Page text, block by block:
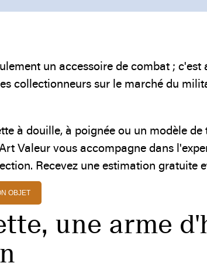
un accessoire de combat ;
collectionneurs sur le marché du
à douille, à poignée ou un modèle
Valeur vous accompagne dans
Recevez une estimation gratuite
OBJET
une arme